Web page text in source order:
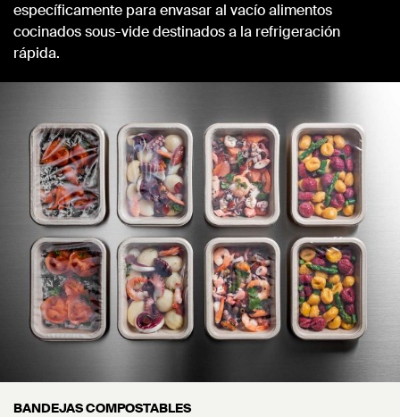
específicamente para envasar al vacío alimentos
cocinados sous-vide destinados a la refrigeración
rápida.
BANDEJAS COMPOSTABLES